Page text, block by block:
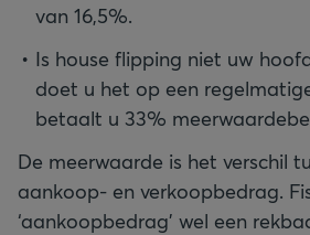
van 16,5%.
Is house flipping niet uw
doet u het op een
betaalt u 33%
De meerwaarde is het verschil
aankoop- en verkoopbedrag.
‘aankoopbedrag’ wel een